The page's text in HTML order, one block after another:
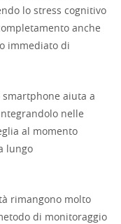
lo stress cognitivo
anche
immediato di
smartphone aiuta a
nelle
al momento
lungo
rimangono molto
di monitoraggio